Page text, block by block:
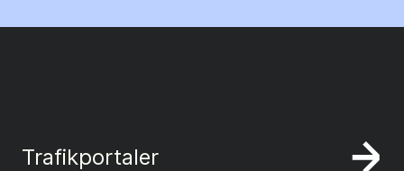
Trafikportaler